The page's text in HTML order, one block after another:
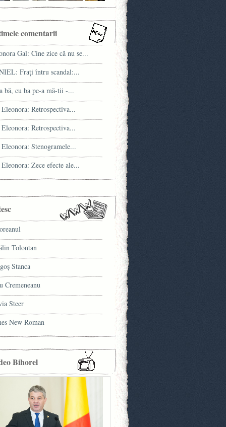
comentarii
Gal: Cine zice că nu se...
Fraţi întru scandal:...
bă, cu ba pe-a mă-tii -...
Retrospectiva...
Retrospectiva...
Stenogramele...
Zece efecte ale...
Tolontan
Stanca
Cremeneanu
Steer
New Roman
Bihorel